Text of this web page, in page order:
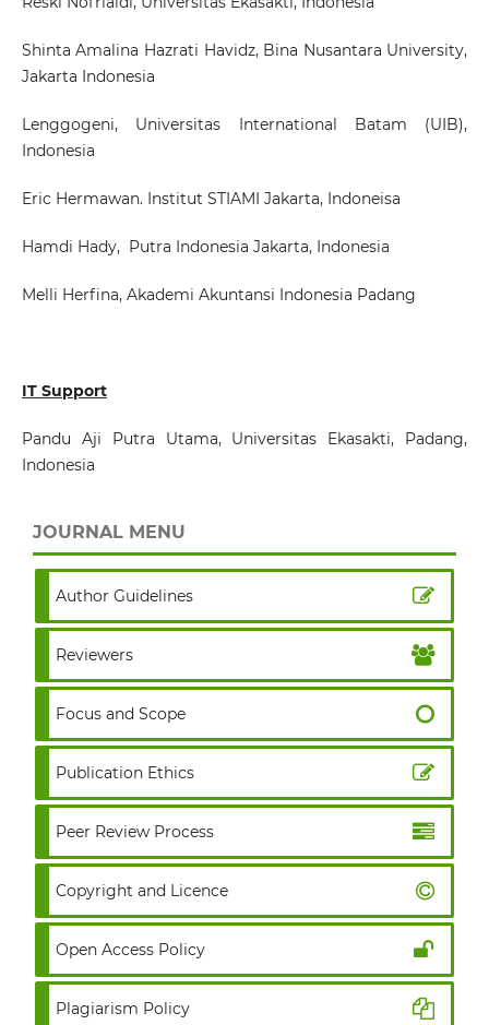
Shinta Amalina Hazrati Havidz, Bina Nusantara University,
Jakarta Indonesia
Lenggogeni, Universitas International Batam (UIB),
Indonesia
Eric Hermawan. Institut STIAMI Jakarta, Indoneisa
Hamdi Hady, Putra Indonesia Jakarta, Indonesia
Melli Herfina, Akademi Akuntansi Indonesia Padang
IT Support
Pandu Aji Putra Utama, Universitas Ekasakti, Padang,
Indonesia
JOURNAL MENU
Author Guidelines
Reviewers
Focus and Scope
Publication Ethics
Peer Review Process
Copyright and Licence
Open Access Policy
Plagiarism Policy